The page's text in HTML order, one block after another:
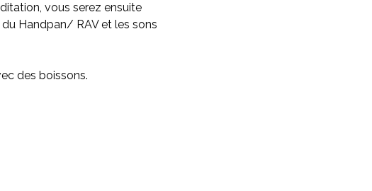
vous serez ensuite
Handpan/ RAV et les sons
des boissons.